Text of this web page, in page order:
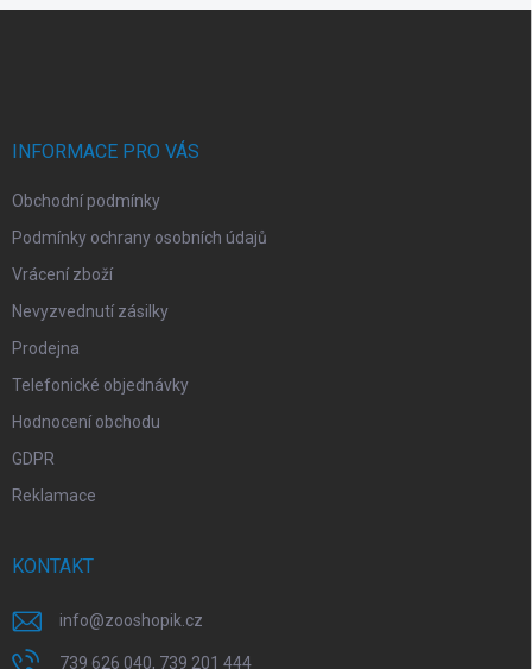
INFORMACE PRO VÁS
Obchodní podmínky
Podmínky ochrany osobních údajů
Vrácení zboží
Nevyzvednutí zásilky
Prodejna
Telefonické objednávky
Hodnocení obchodu
GDPR
Reklamace
KONTAKT
info@zooshopik.cz
739 626 040, 739 201 444